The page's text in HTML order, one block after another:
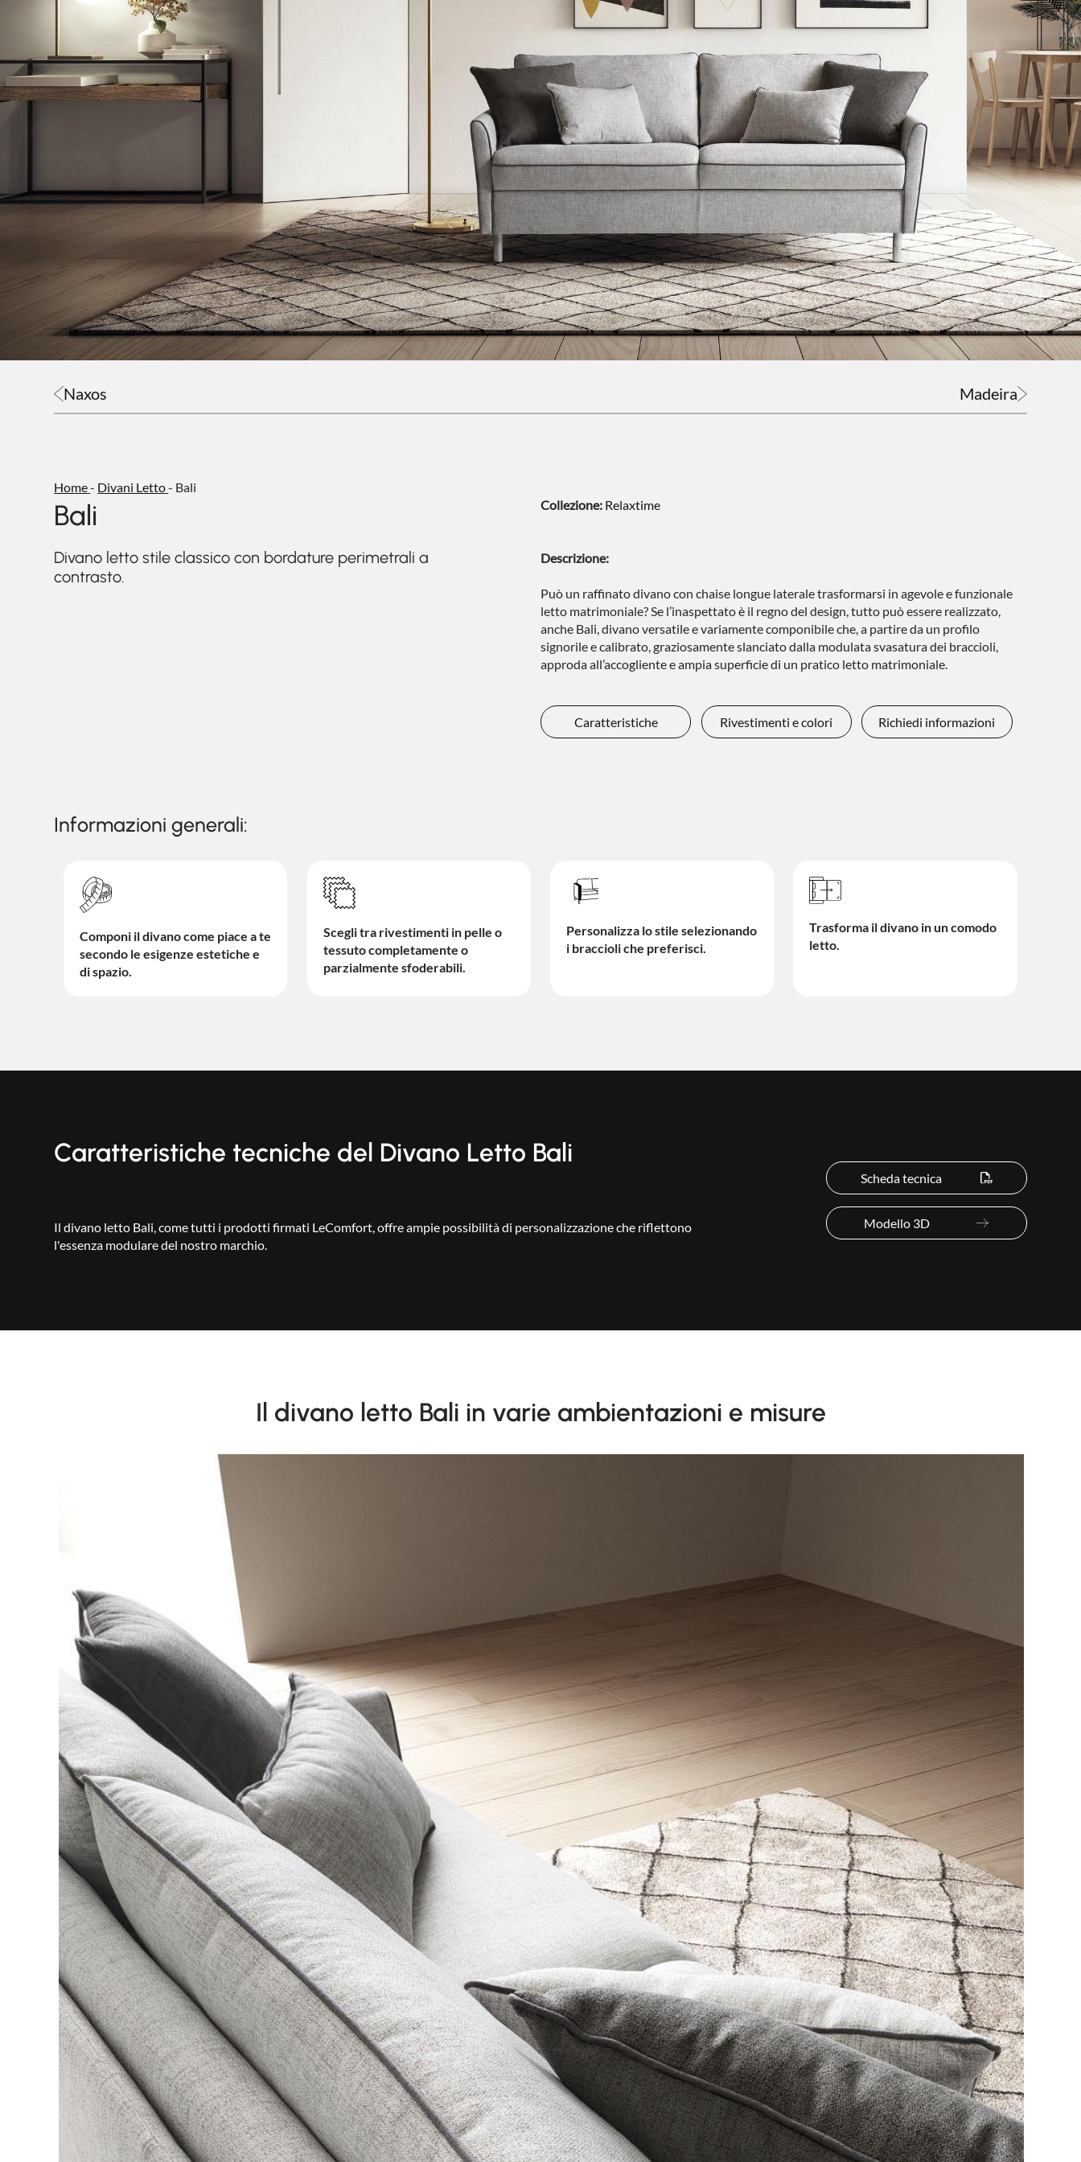
Naxos Madeira
Home- Divani Letto- Bali
Bali
Divano letto stile classico con bordature perimetrali a
contrasto.
Collezione: Relaxtime
Descrizione:
Può un raffinato divano con chaise longue laterale trasformarsi in agevole e funzionale
letto matrimoniale? Se l’inaspettato è il regno del design, tutto può essere realizzato,
anche Bali, divano versatile e variamente componibile che, a partire da un profilo
signorile e calibrato, graziosamente slanciato dalla modulata svasatura dei braccioli,
approda all’accogliente e ampia superficie di un pratico letto matrimoniale.
Caratteristiche Rivestimenti e colori Richiedi informazioni
Informazioni generali:
Componi il divano come piace a te
secondo le esigenze estetiche e
di spazio.
Scegli tra rivestimenti in pelle o
tessuto completamente o
parzialmente sfoderabili.
Personalizza lo stile selezionando
i braccioli che preferisci.
Trasforma il divano in un comodo
letto.
Caratteristiche tecniche del Divano Letto Bali
Il divano letto Bali, come tutti i prodotti firmati LeComfort, offre ampie possibilità di personalizzazione che riflettono
l'essenza modulare del nostro marchio.
Scheda tecnica
Modello 3D
Il divano letto Bali in varie ambientazioni e misure